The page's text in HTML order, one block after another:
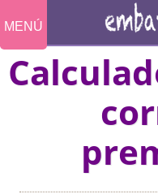
MENÚ